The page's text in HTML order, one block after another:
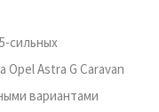
сильных
Opel Astra G Caravan
вариантами